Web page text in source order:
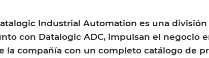
Industrial Automation es una división
con Datalogic ADC, impulsan el negocio
la compañía con un completo catálogo de